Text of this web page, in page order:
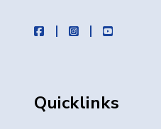
facebookinstagramyoutube
Quicklinks